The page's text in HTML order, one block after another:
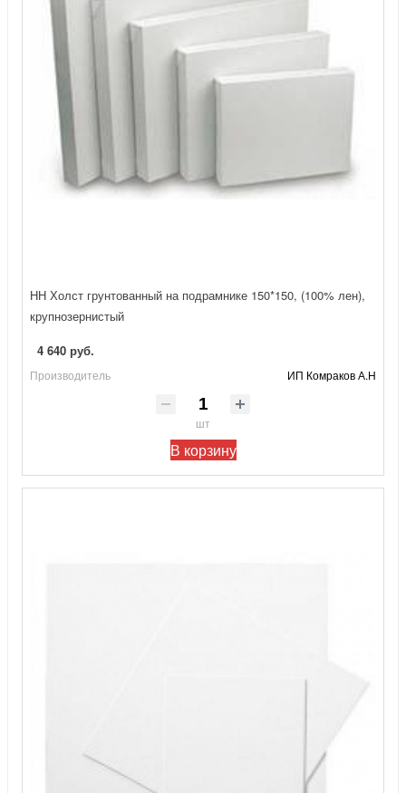
НН Холст грунтованный на подрамнике 150*150, (100% лен),
крупнозернистый
4 640 руб.
Производитель ИП Комраков А.Н
шт
В корзину